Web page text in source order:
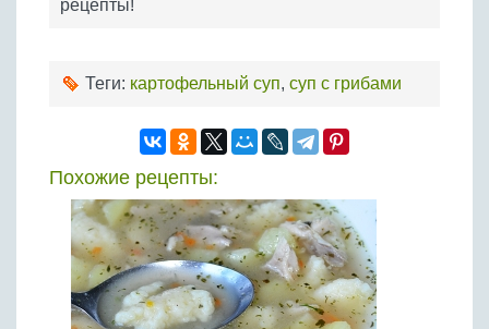
рецепты!
Теги: картофельный суп, суп с грибами
Похожие рецепты: